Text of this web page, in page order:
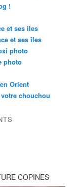
!
et ses iles
et ses îles
photo
photo
Orient
chouchou
COPINES